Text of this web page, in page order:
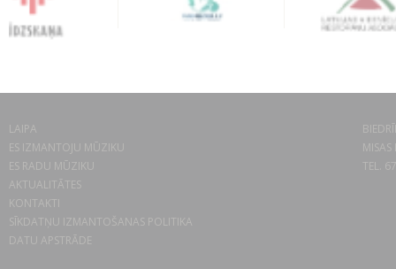
LAIPA
ES IZMANTOJU MŪZIKU
ES RADU MŪZIKU
AKTUALITĀTES
KONTAKTI
SĪKDATŅU IZMANTOŠANAS POLITIKA
DATU APSTRĀDE
TEL.